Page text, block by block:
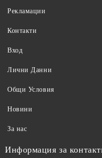
Рекламации
Контакти
Вход
Лични Данни
Общи Условия
Новини
За нас
Информация за